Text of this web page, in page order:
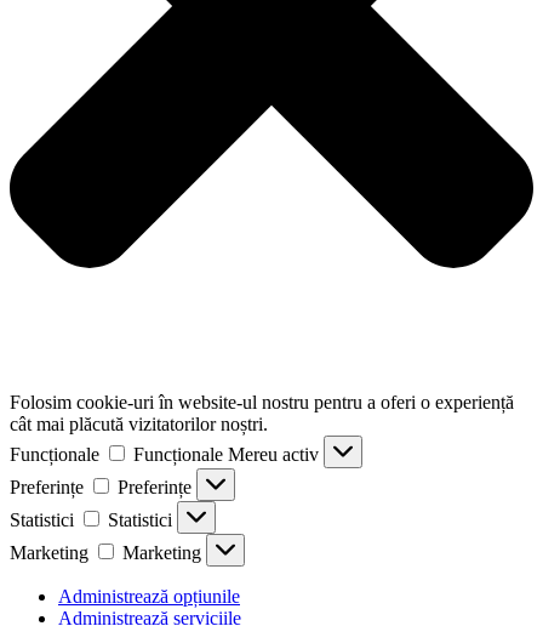
Folosim cookie-uri în website-ul nostru pentru a oferi o experiență
cât mai plăcută vizitatorilor noștri.
Funcționale
Funcționale Mereu activ
Preferințe
Preferințe
Statistici
Statistici
Marketing
Marketing
Administrează opțiunile
Administrează serviciile